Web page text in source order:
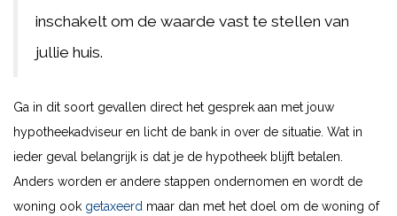
inschakelt om de waarde vast te stellen van
jullie huis.
Ga in dit soort gevallen direct het gesprek aan met jouw
hypotheekadviseur en licht de bank in over de situatie. Wat in
ieder geval belangrijk is dat je de hypotheek blijft betalen.
Anders worden er andere stappen ondernomen en wordt de
woning ook getaxeerd maar dan met het doel om de woning of